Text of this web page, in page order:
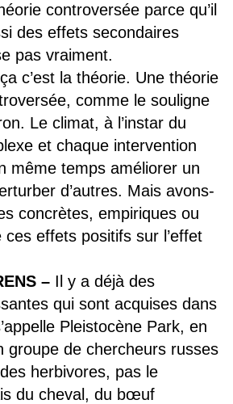
controversée parce qu’il
des effets secondaires
pas vraiment.
c’est la théorie. Une théorie
comme le souligne
Le climat, à l’instar du
et chaque intervention
même temps améliorer un
d’autres. Mais avons-
concrètes, empiriques ou
effets positifs sur l’effet
–Il y a déjà des
qui sont acquises dans
Pleistocène Park, en
groupe de chercheurs russes
herbivores, pas le
du cheval, du bœuf